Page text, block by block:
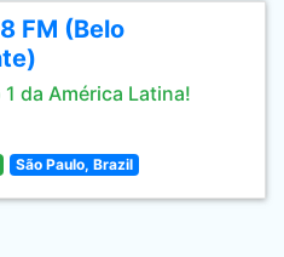
FM (Belo
da América Latina!
São Paulo, Brazil